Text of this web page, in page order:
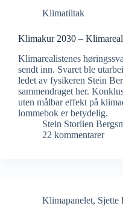
Klimatiltak
Klimakur 2030 –
Klimarealistenes
sendt inn. Svaret ble
ledet av fysikeren Stein
sammendraget her.
uten målbar effekt på
lommebok er betydelig.
Stein Storlien
22 kommentarer
Klimapanelet, Sjette